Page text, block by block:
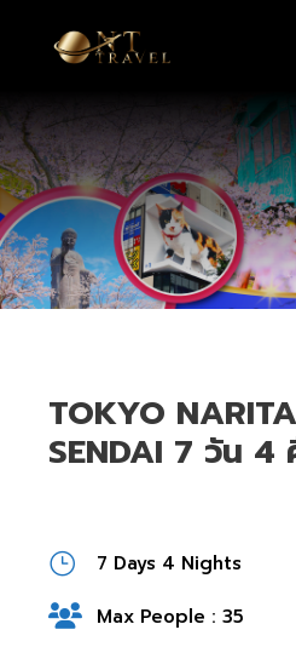
TOKYO
SENDAI 7 วัน 4
7 Days 4 Nights
Max People : 35